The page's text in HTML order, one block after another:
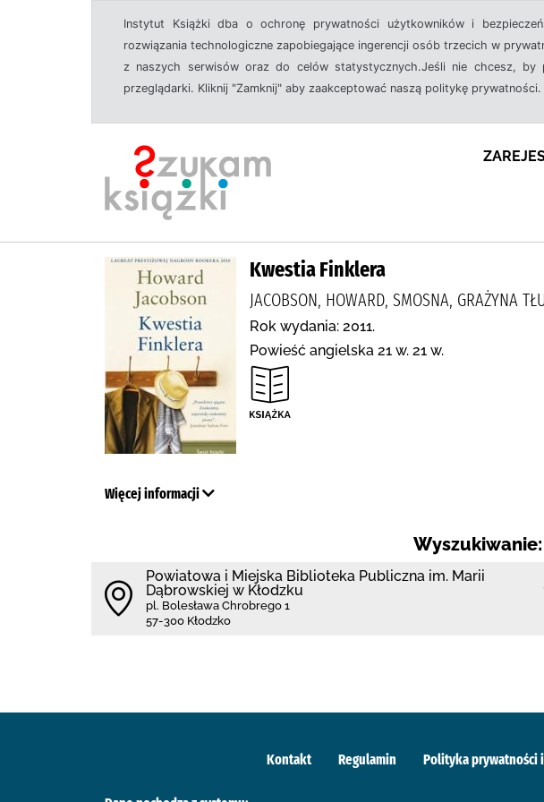
Instytut Książki dba o ochronę prywatności użytkowników i
rozwiązania technologiczne zapobiegające ingerencji osób trzecich w
z naszych serwisów oraz do celów statystycznych.Jeśli nie chcesz, by
przeglądarki. Kliknij "Zamknij" aby zaakceptować naszą politykę prywatności.
Kwestia Finklera
JACOBSON, HOWARD, SMOSNA, GRAŻYNA
Rok wydania: 2011.
Powieść angielska 21 w. 21 w.
Więcej informacji
Wyszukiwanie:
Powiatowa i Miejska Biblioteka Publiczna im. Marii
Dąbrowskiej w Kłodzku
pl. Bolesława Chrobrego 1
57-300 Kłodzko
Kontakt Regulamin Polityka prywatności